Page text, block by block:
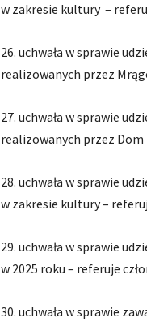
w zakresie kultury –
26. uchwała w sprawie
realizowanych przez
27. uchwała w sprawie
realizowanych przez Dom
28. uchwała w sprawie
w zakresie kultury –
29. uchwała w sprawie
w 2025 roku – referuje
30. uchwała w sprawie